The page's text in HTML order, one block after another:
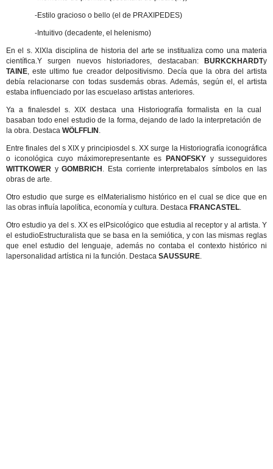
-Estilo gracioso o bello (el de PRAXIPEDES)
-Intuitivo (decadente, el helenismo)
En el s. XIXla disciplina de historia del arte se institualiza como una materia
científica.Y surgen nuevos historiadores, destacaban:
BURKCKHARDTy
TAINE, este ultimo fue creador delpositivismo. Decía que la obra del artista
debía relacionarse con todas susdemás obras. Además, según el, el artista
estaba influenciado por las escuelaso artistas anteriores.
Ya a finalesdel s. XIX destaca una Historiografía formalista en la cual
basaban todo enel estudio de la forma, dejando de lado la interpretación de
la obra. Destaca WÖLFFLIN .
Entre finales del s XIX y principiosdel s. XX surge la Historiografía iconográfica
o iconológica cuyo máximorepresentante es
PANOFSKY y susseguidores
WITTKOWER yGOMBRICH . Esta corriente interpretabalos símbolos en las
obras de arte.
Otro estudio que surge es elMaterialismo histórico en el cual se dice que en
las obras influía lapolítica, economía y cultura. Destaca FRANCASTEL.
Otro estudio ya del s. XX es elPsicológico que estudia al receptor y al artista. Y
el estudioEstructuralista que se basa en la semiótica, y con las mismas reglas
que enel estudio del lenguaje, además no contaba el contexto histórico ni
lapersonalidad artística ni la función. Destaca SAUSSURE.